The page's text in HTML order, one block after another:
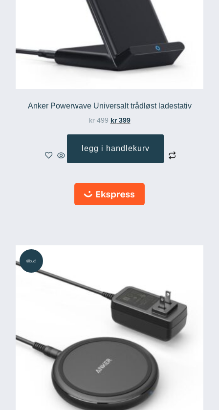
Anker Powerwave Universalt trådløst ladestativ
kr499 kr399
legg i handlekurv
tilbud!